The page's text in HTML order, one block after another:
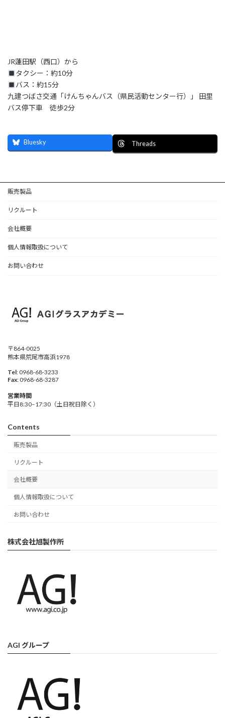
JR蓮田駅（西口）から
タクシー：約10分
バス：約15分
九建つばさ交通「けんちゃんバス（県民活動センター行）」 田里
バス停下車 徒歩2分
Bluesky Threads
販売製品
リクルート
会社概要
個人情報取扱について
お問い合わせ
〒864-0025
熊本県荒尾市高浜1978
Tel: 0968-68-3233
Fax: 0968-68-3287
営業時間
平日8:30–17:30（土日祝日除く）
Contents
販売製品
リクルート
会社概要
個人情報取扱について
お問い合わせ
株式会社旭製作所
AGI グループ